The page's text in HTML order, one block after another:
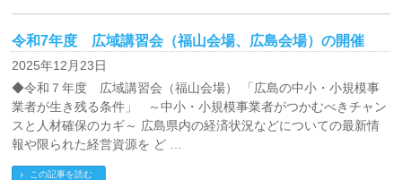
令和7年度 広域講習会（福山会場、広島会場）の開催
2025年12月23日
◆令和７年度 広域講習会（福山会場） 「広島の中小・小規模事
業者が生き残る条件」 ～中小・小規模事業者がつかむべきチャン
スと人材確保のカギ～ 広島県内の経済状況などについての最新情
報や限られた経営資源を ど …
この記事を読む